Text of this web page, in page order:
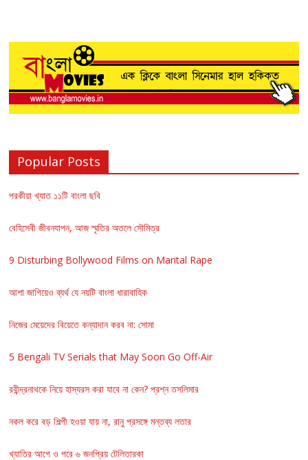
Popular Posts
পরকীয়া খ্যাত ১১টি বাংলা ছবি
বেহিসেবী জীবনযাপন, আজ স্মৃতির অতলে সৌমিত্র
9 Disturbing Bollywood Films on Marital Rape
আশা জাগিয়েও ব্যর্থ যে নয়টি বাংলা ধারাবাহিক
নিজের মেয়েদের বিয়েতে কন্যাদান করব না: সোমা
5 Bengali TV Serials that May Soon Go Off-Air
রবীন্দ্রনাথকে নিয়ে হাস্যরস করা যাবে না কেন? প্রশ্ন তসলিমার
নকল করে বড় শিল্পী হওয়া যায় না, রানু প্রসঙ্গে মন্তব্য লতার
খ্যাতির আগে ও পরে ৬ জনপ্রিয় টেলিতারকা